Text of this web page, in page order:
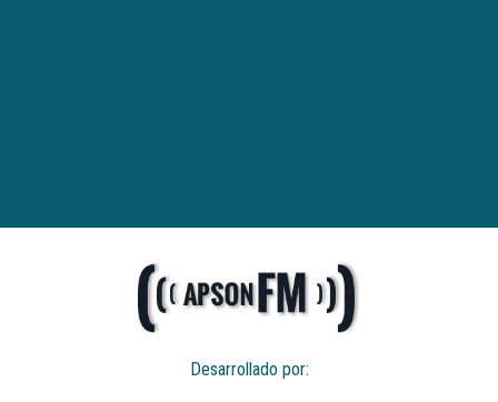
Desarrollado por: